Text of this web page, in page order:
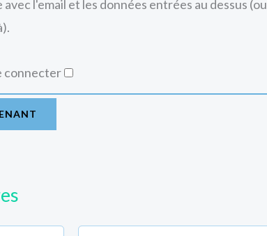
l'email et les données entrées au dessus (ou
connecter